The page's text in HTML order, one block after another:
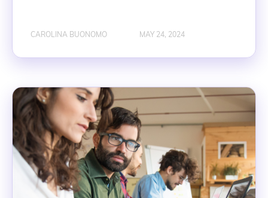
CAROLINA BUONOMO MAY 24, 2024